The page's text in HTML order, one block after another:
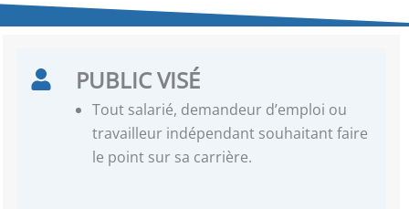
PUBLIC VISÉ
Tout salarié, demandeur d’emploi ou
travailleur indépendant souhaitant faire
le point sur sa carrière.